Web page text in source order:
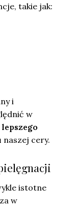
takie jak:
i
w
lepszego
naszej cery.
istotne
w